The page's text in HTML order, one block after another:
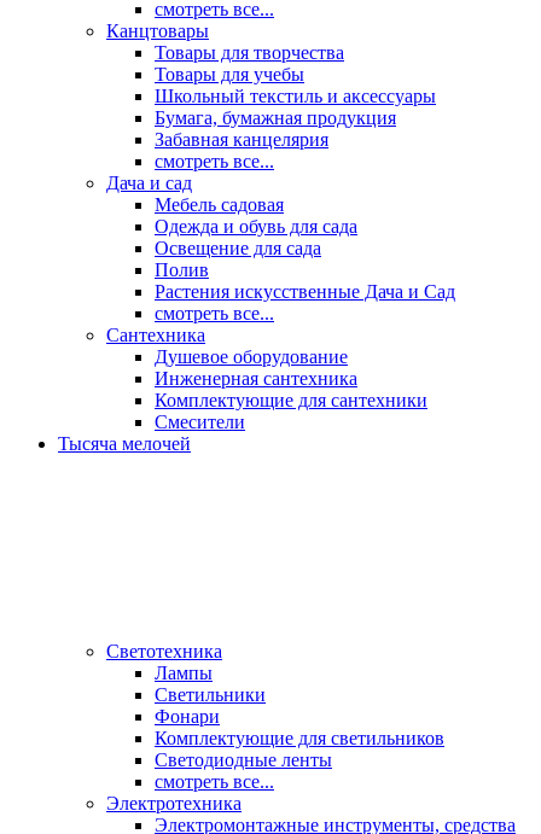
смотреть все...
Канцтовары
Товары для творчества
Товары для учебы
Школьный текстиль и аксессуары
Бумага, бумажная продукция
Забавная канцелярия
смотреть все...
Дача и сад
Мебель садовая
Одежда и обувь для сада
Освещение для сада
Полив
Растения искусственные Дача и Сад
смотреть все...
Сантехника
Душевое оборудование
Инженерная сантехника
Комплектующие для сантехники
Смесители
Тысяча мелочей
Светотехника
Лампы
Светильники
Фонари
Комплектующие для светильников
Светодиодные ленты
смотреть все...
Электротехника
Электромонтажные инструменты, средства